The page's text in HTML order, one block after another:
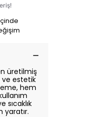
üretilmiş
ve estetik
hem
sıcaklık
yaratır.